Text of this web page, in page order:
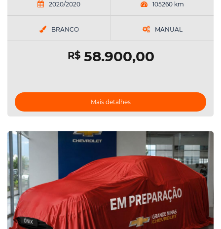
2020/2020 105260 km
BRANCO MANUAL
R$58.900,00
Mais detalhes